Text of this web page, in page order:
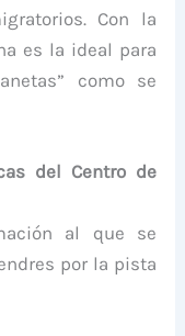
Con la
es la ideal para
como se
del Centro de
al que se
por la pista